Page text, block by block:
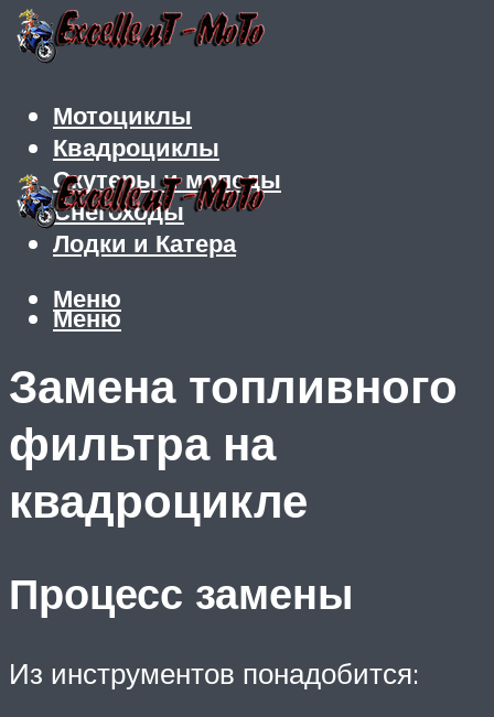
Мотоциклы
Квадроциклы
Скутеры и мопеды
Снегоходы
Лодки и Катера
Меню
Меню
Замена топливного
фильтра на
квадроцикле
Процесс замены
Из инструментов понадобится: